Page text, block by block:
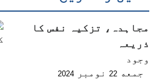
مجاہدہ، تزکیہ نفس کا
ذریعہ
وجود
جمعه 22 نومبر 2024